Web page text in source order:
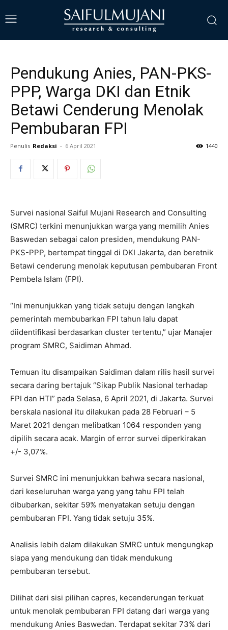
Pendukung Anies, PAN-PKS-
PPP, Warga DKI dan Etnik
Betawi Cenderung Menolak
Pembubaran FPI
Penulis Redaksi - 6 April 2021 1440
Survei nasional Saiful Mujani Research and Consulting
(SMRC) terkini menunjukkan warga yang memilih Anies
Baswedan sebagai calon presiden, mendukung PAN-
PKS-PPP, bertempat tinggal di DKI Jakarta, dan beretnik
Betawi cenderung menolak keputusan pembubaran Front
Pembela Islam (FPI).
“Ini menunjukkan yang tidak setuju dengan langkah
pemerintah membubarkan FPI tahun lalu dapat
diidentifikasi berdasarkan cluster tertentu,” ujar Manajer
program SMRC, Saidiman Ahmad.
Temuan itu disampaikan Saidiman dalam rilis hasil survei
secara daring bertajuk “Sikap Publik Nasional terhadap
FPI dan HTI” pada Selasa, 6 April 2021, di Jakarta. Survei
berskala nasional itu dilakukan pada 28 Februari – 5
Maret 2021 dengan melibatkan 1064 responden yang
dipilih secara acak. Margin of error survei diperkirakan
+/- 3,07%.
Survei SMRC ini menunjukkan bahwa secara nasional,
dari keseluruhan warga yang yang tahu FPI telah
dibubarkan, sekitar 59% menyatakan setuju dengan
pembubaran FPI. Yang tidak setuju 35%.
Analisis lebih dalam dilakukan SMRC untuk mengungkap
siapa yang mendukung dan tidak mendukung
pembubaran tersebut.
Dilihat dari sisi pilihan capres, kecenderungan terkuat
untuk menolak pembubaran FPI datang dari warga yang
mendukung Anies Baswedan. Terdapat sekitar 73% dari